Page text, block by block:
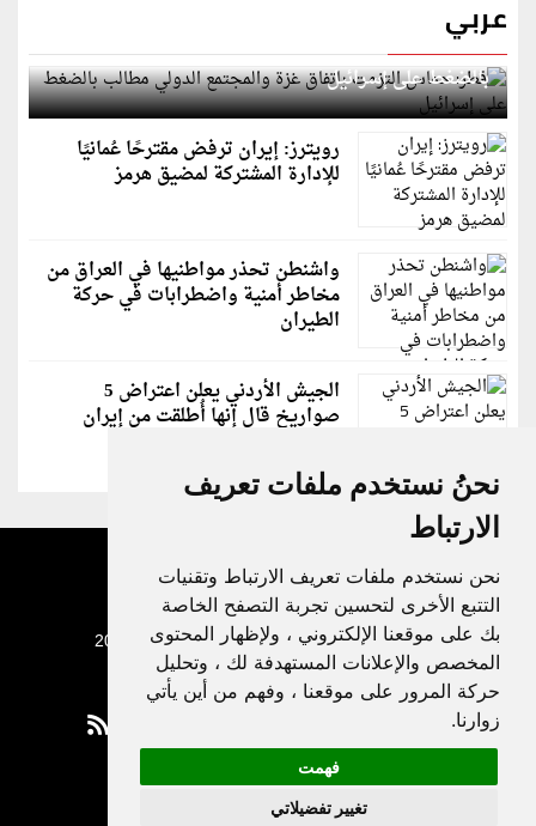
نحنُ نستخدم ملفات تعريف
الارتباط
نحن نستخدم ملفات تعريف الارتباط وتقنيات
التتبع الأخرى لتحسين تجربة التصفح الخاصة
بك على موقعنا الإلكتروني ، ولإظهار المحتوى
المخصص والإعلانات المستهدفة لك ، وتحليل
حركة المرور على موقعنا ، وفهم من أين يأتي
زوارنا.
فهمت
تغيير تفضيلاتي
عربي
قطر: حماس التزمت باتفاق غزة والمجتمع الدولي مطالب
بالضغط على إسرائيل
رويترز: إيران ترفض مقترحًا عُمانيًا
للإدارة المشتركة لمضيق هرمز
واشنطن تحذر مواطنيها في العراق من
مخاطر أمنية واضطرابات في حركة
الطيران
الجيش الأردني يعلن اعتراض 5
صواريخ قال إنها أُطلقت من إيران
جميع الحقوق محفوظة لدنيا الوطن © 2003 - 2022
Privacy Policy